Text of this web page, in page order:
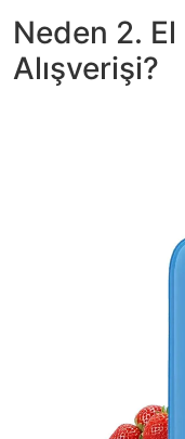
Neden 2.
Alışverişi?